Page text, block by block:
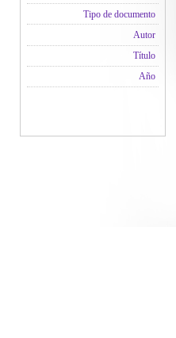
Tipo de documento
Autor
Título
Año